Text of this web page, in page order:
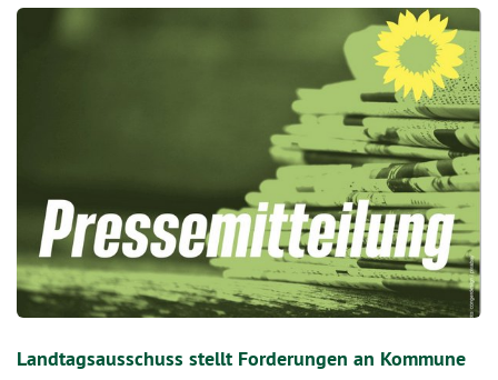
Landtagsausschuss stellt Forderungen an Kommune